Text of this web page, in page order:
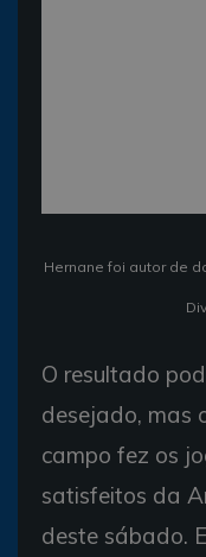
Hernane foi autor de
O resultado
desejado, mas
campo fez os
satisfeitos da
deste sábado.